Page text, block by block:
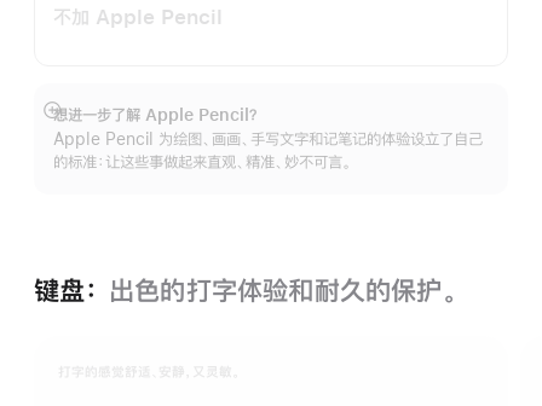
不加 Apple Pencil
想进一步了解 Apple Pencil？
Apple Pencil 为绘图、画画、手写文字和记笔记的体验设立了自己
的标准：让这些事做起来直观、精准、妙不可言。
展
开
键盘： 出色的打字体验和耐久的保‍护。